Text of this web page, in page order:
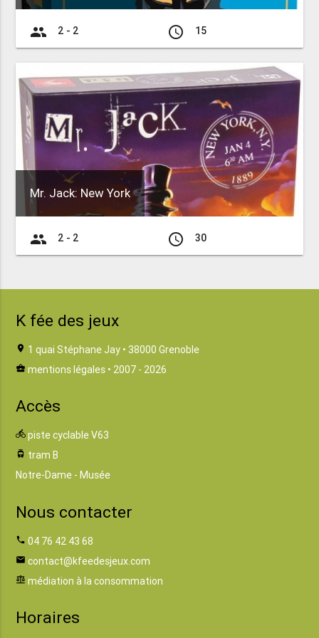
group 2 - 2 access_time 15
Mr. Jack: New York
group 2 - 2 access_time 30
K fée des jeux
location_on 1 quai Stéphane Jay • 38000 Grenoble
business_center mentions légales • 2007 - 2026
Accès
directions_bike piste cyclable V63
tram tram B
Notre-Dame - Musée
Nous contacter
phone 04 76 42 43 68
email contact@kfeedesjeux.com
balance médiation à la consommation
Horaires